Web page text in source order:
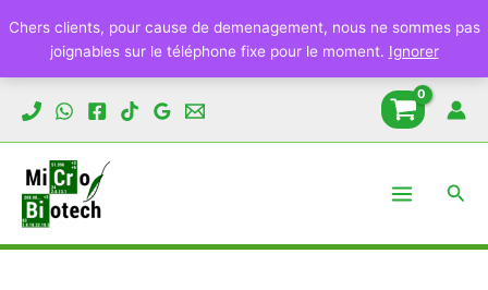
Chers clients, pour cause de demenagement, nous ne sommes pas
joignables sur le téléphone fixe pour le moment. Ignorer